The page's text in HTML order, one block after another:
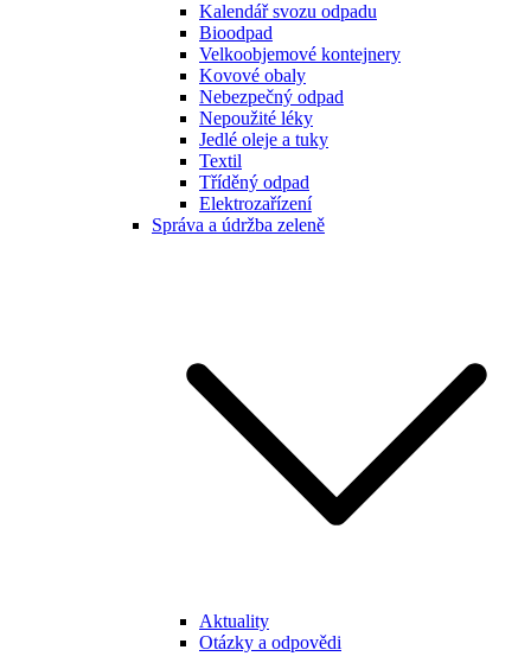
Kalendář svozu odpadu
Bioodpad
Velkoobjemové kontejnery
Kovové obaly
Nebezpečný odpad
Nepoužité léky
Jedlé oleje a tuky
Textil
Tříděný odpad
Elektrozařízení
Správa a údržba zeleně
Aktuality
Otázky a odpovědi